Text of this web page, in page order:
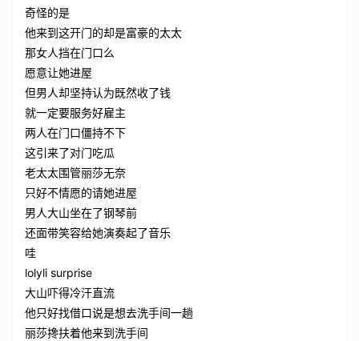
奇怪的是
他来到这开门的却是富豪的太太
那女人挡在门口么
愿意让她进屋
但男人却坚持认为既然收了钱
就一定要服务好雇主
两人在门口僵持不下
这引来了对门吃瓜
老太太围管丽莎无奈
只好不情愿的请她进屋
男人大山坐在了钢琴前
还面带笑容给她演奏起了音乐
哇
lolyli surprise
大山吓得冷汗直流
他只好找借口说是想去洗手间一趟
丽莎搀扶着他来到洗手间